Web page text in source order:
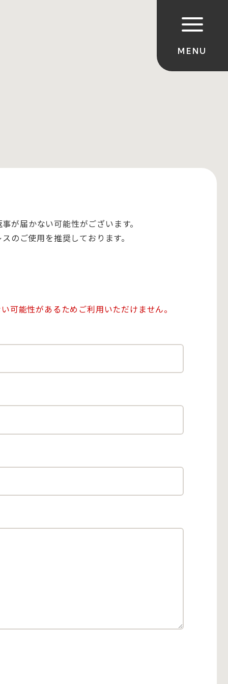
届かない可能性がございます。
ご使用を推奨しております。